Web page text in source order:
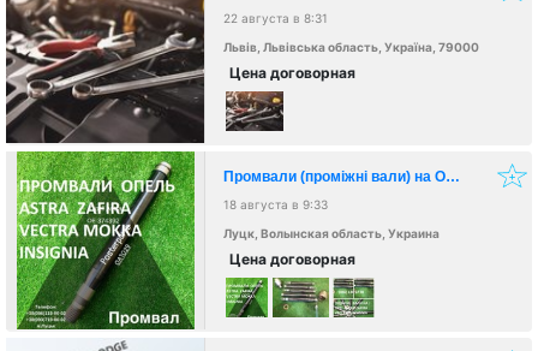
22 августа в 8:31
Львів, Львівська область, Україна, 79000
Цена договорная
Промвали (проміжні вали) на Opel Astra Vectra Zafira Meriva Insignia
18 августа в 9:33
Луцк, Волынская область, Украина
Цена договорная